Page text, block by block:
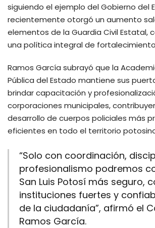
siguiendo el ejemplo del Gobierno del
recientemente otorgó un aumento
elementos de la Guardia Civil Estatal,
una política integral de
Ramos García subrayó que la
Pública del Estado mantiene sus
brindar capacitación y
corporaciones municipales,
desarrollo de cuerpos policiales más
eficientes en todo el territorio
“Solo con coordinación,
profesionalismo podremos
San Luis Potosí más seguro,
instituciones fuertes y
de la ciudadanía”, afirmó el
Ramos García.